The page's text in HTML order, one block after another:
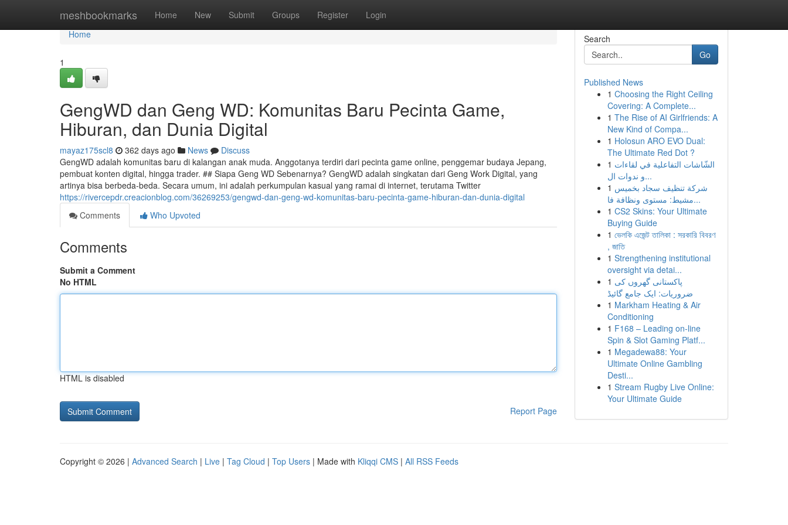
meshbookmarks Home New Submit Groups Register Login
Home
Home
1
GengWD dan Geng WD: Komunitas Baru Pecinta Game,
Hiburan, dan Dunia Digital
mayaz175scl8 362 days ago News
Discuss
GengWD adalah komunitas baru di kalangan anak muda. Anggotanya terdiri dari pecinta game online, penggemar budaya Jepang,
pembuat konten digital, hingga trader. ## Siapa Geng WD Sebenarnya? GengWD adalah singkatan dari Geng Work Digital, yang
artinya bisa berbeda-beda. Secara umum, ini adalah perkumpulan kasual yang ramai di internet, terutama Twitter
https://rivercepdr.creacionblog.com/36269253/gengwd-dan-geng-wd-komunitas-baru-pecinta-game-hiburan-dan-dunia-digital
Comments
Who Upvoted
Comments
Submit a Comment
No HTML
HTML is disabled
Report Page
Search
Go
Published News
1 Choosing the Right Ceiling
Covering: A Complete...
1 The Rise of AI Girlfriends: A
New Kind of Compa...
1 Holosun ARO EVO Dual:
The Ultimate Red Dot ?
1 الشّاشات التفاعلية في لقاءات
و ندوات ال...
1 شركة تنظيف سجاد بخميس
مشيط: مستوى ونظافة فا...
1 CS2 Skins: Your Ultimate
Buying Guide
1 ভেলকি এজেন্ট তালিকা : সরকারি বিবরণ
, জাতি
1 Strengthening institutional
oversight via detai...
1 پاکستانی گھروں کی
ضروریات: ایک جامع گائیڈ
1 Markham Heating & Air
Conditioning
1 F168 – Leading on-line
Spin & Slot Gaming Platf...
1 Megadewa88: Your
Ultimate Online Gambling
Desti...
1 Stream Rugby Live Online:
Your Ultimate Guide
Copyright © 2026 | Advanced Search | Live | Tag Cloud | Top Users | Made with Kliqqi CMS | All RSS Feeds